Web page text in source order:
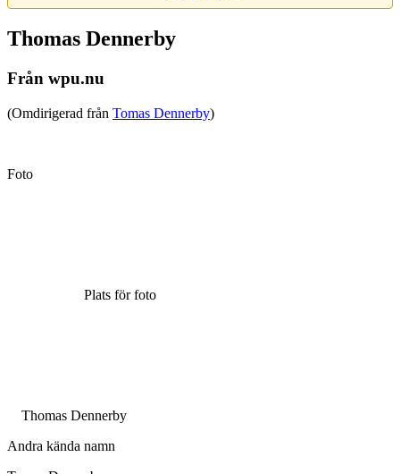
Thomas Dennerby
Från wpu.nu
(Omdirigerad från Tomas Dennerby)
Foto
Plats för foto
Thomas Dennerby
Andra kända namn